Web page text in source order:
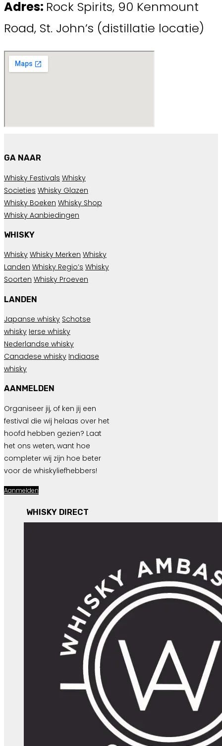
Adres: Rock Spirits, 90 Kenmount
Road, St. John’s (distillatie locatie)
GA NAAR
Whisky Festivals Whisky
Societies Whisky Glazen
Whisky Boeken Whisky Shop
Whisky Aanbiedingen
WHISKY
Whisky Whisky Merken Whisky
Landen Whisky Regio’s Whisky
Soorten Whisky Proeven
LANDEN
Japanse whisky Schotse
whisky Ierse whisky
Nederlandse whisky
Canadese whisky Indiaase
whisky
AANMELDEN
Organiseer jij, of ken jij een
festival die wij helaas over het
hoofd hebben gezien? Laat
het ons weten, want hoe
completer wij zijn hoe beter
voor de whiskyliefhebbers!
Aanmelden
WHISKY DIRECT